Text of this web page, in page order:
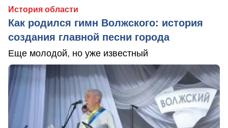
История области
Как родился гимн Волжского: история
создания главной песни города
Еще молодой, но уже известный